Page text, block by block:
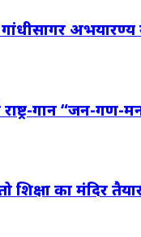
गान “जन-गण-
शिक्षा का मंदिर